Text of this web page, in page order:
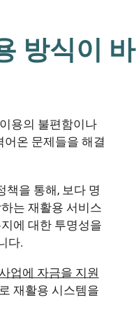
방식이 바
용의 불편함이나
온 문제들을 해결
책을 통해, 보다 명
는 재활용 서비스
에 대한 투명성을
다.
업에 자금을 지원
재활용 시스템을